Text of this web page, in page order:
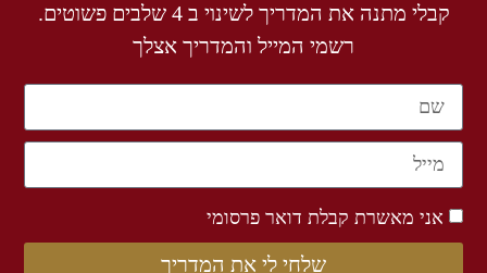
קבלי מתנה את המדריך לשינוי ב 4 שלבים פשוטים.
רשמי המייל והמדריך אצלך
אני מאשרת קבלת דואר פרסומי
שלחי לי את המדריך